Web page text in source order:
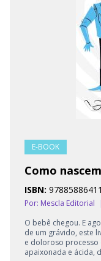
E-BOOK
Como
ISBN:
Por: Mescla Editorial
O bebê chegou. E
de um grávido, este
e doloroso processo
apaixonada e ácida,